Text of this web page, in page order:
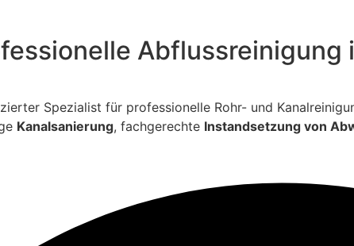
Abflussreinigung
Spezialist für professionelle Rohr- und
Kanalsanierung, fachgerechte Instandsetzung von